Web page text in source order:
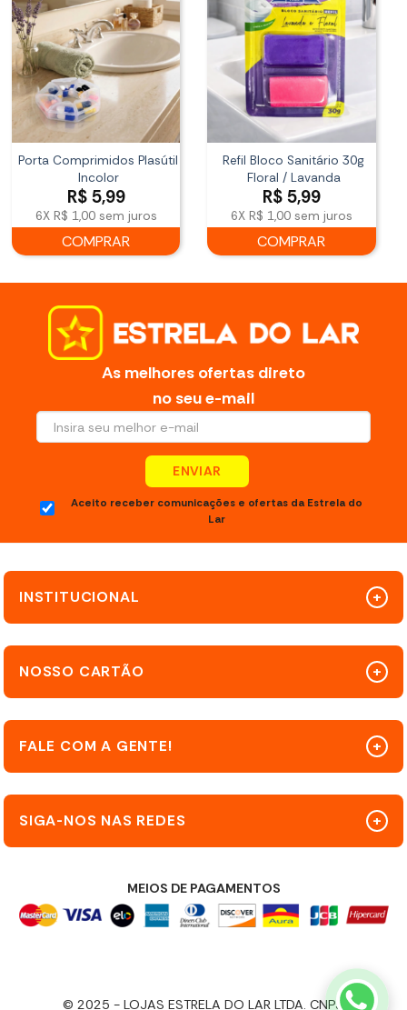
Porta Comprimidos Plasútil
Incolor
R$5,99
6X R$ 1,00sem juros
COMPRAR
Refil Bloco Sanitário 30g
Floral / Lavanda
R$5,99
6X R$ 1,00sem juros
COMPRAR
As melhores ofertas direto
no seu e-mail
ENVIAR
Aceito receber comunicações e ofertas da Estrela do
Lar
INSTITUCIONAL
NOSSO CARTÃO
FALE COM A GENTE!
SIGA-NOS NAS REDES
MEIOS DE PAGAMENTOS
© 2025 - LOJAS ESTRELA DO LAR LTDA. CNPJ: